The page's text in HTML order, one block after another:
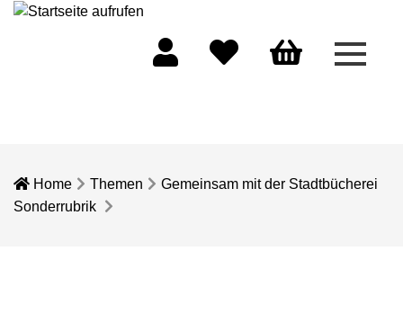
Menü
Home Themen
Gemeinsam mit der Stadtbücherei
Sonderrubrik